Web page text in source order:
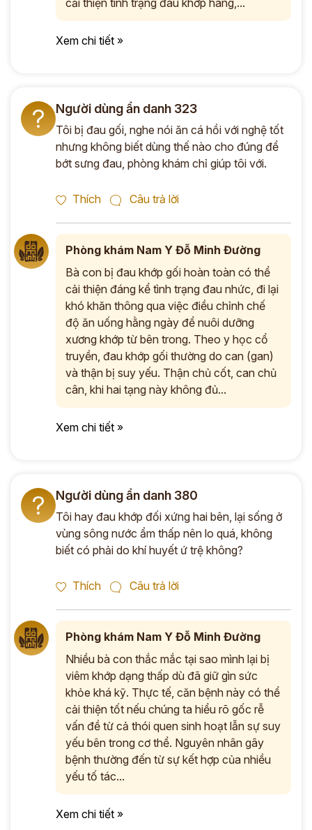
cải thiện tình trạng đau khớp háng,...
Xem chi tiết »
? Người dùng ẩn danh 323
Tôi bị đau gối, nghe nói ăn cá hồi với nghệ tốt
nhưng không biết dùng thế nào cho đúng để
bớt sưng đau, phòng khám chỉ giúp tôi với.
Thích Câu trả lời
Phòng khám Nam Y Đỗ Minh Đường
Bà con bị đau khớp gối hoàn toàn có thể
cải thiện đáng kể tình trạng đau nhức, đi lại
khó khăn thông qua việc điều chỉnh chế
độ ăn uống hằng ngày để nuôi dưỡng
xương khớp từ bên trong. Theo y học cổ
truyền, đau khớp gối thường do can (gan)
và thận bị suy yếu. Thận chủ cốt, can chủ
cân, khi hai tạng này không đủ...
Xem chi tiết »
? Người dùng ẩn danh 380
Tôi hay đau khớp đối xứng hai bên, lại sống ở
vùng sông nước ẩm thấp nên lo quá, không
biết có phải do khí huyết ứ trệ không?
Thích Câu trả lời
Phòng khám Nam Y Đỗ Minh Đường
Nhiều bà con thắc mắc tại sao mình lại bị
viêm khớp dạng thấp dù đã giữ gìn sức
khỏe khá kỹ. Thực tế, căn bệnh này có thể
cải thiện tốt nếu chúng ta hiểu rõ gốc rễ
vấn đề từ cả thói quen sinh hoạt lẫn sự suy
yếu bên trong cơ thể. Nguyên nhân gây
bệnh thường đến từ sự kết hợp của nhiều
yếu tố tác...
Xem chi tiết »